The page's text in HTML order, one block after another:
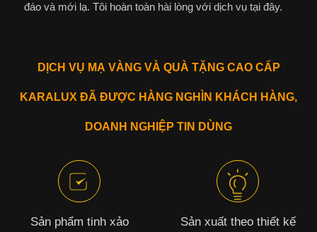
đáo và mới lạ. Tôi hoàn toàn hài lòng với dịch vụ tại đây.
DỊCH VỤ MẠ VÀNG VÀ QUÀ TẶNG CAO CẤP
KARALUX ĐÃ ĐƯỢC HÀNG NGHÌN KHÁCH HÀNG,
DOANH NGHIỆP TIN DÙNG
Sản phẩm tinh xảo
Sản xuất theo thiết kế